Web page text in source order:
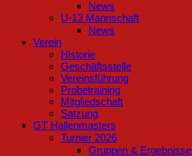
News
U-13 Mannschaft
News
Verein
Historie
Geschäftsstelle
Vereinsführung
Probetraining
Mitgliedschaft
Satzung
GT Hallenmasters
Turnier 2026
Gruppen & Ergebnisse